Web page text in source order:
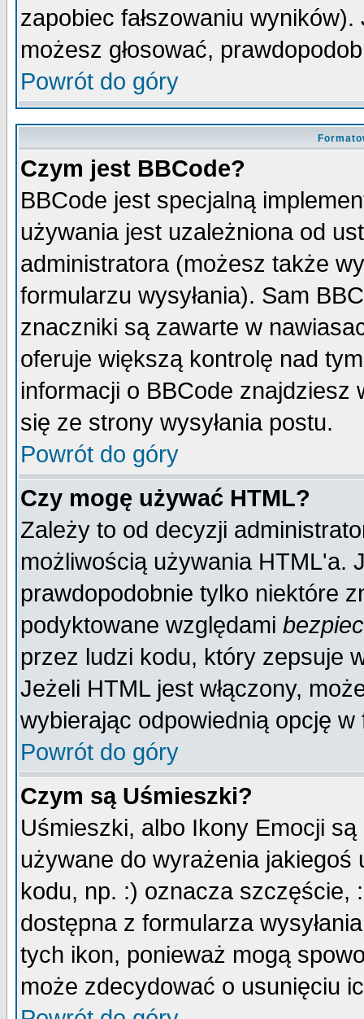
zapobiec fałszowaniu
możesz głosować,
Powrót do góry
Czym jest BBCode?
BBCode jest specjalną
używania jest uzależniona od
administratora (możesz także
formularzu wysyłania). Sam
znaczniki są zawarte w
oferuje większą kontrolę nad
informacji o BBCode
się ze strony wysyłania postu.
Powrót do góry
Czy mogę używać HTML?
Zależy to od decyzji
możliwością używania HTML'a.
prawdopodobnie tylko niektóre
podyktowane względami
przez ludzi kodu, który zepsuje
Jeżeli HTML jest włączony,
wybierając odpowiednią opcję w
Powrót do góry
Czym są Uśmieszki?
Uśmieszki, albo Ikony Emocji
używane do wyrażenia
kodu, np. :) oznacza szczęście,
dostępna z formularza
tych ikon, ponieważ mogą
może zdecydować o usunięciu